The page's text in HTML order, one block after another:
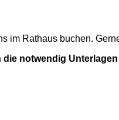
im Rathaus buchen.
notwendig